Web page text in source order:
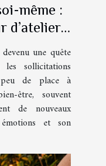
même :
d’ateliers
une quête
sollicitations
de place à
être, souvent
de nouveaux
et son